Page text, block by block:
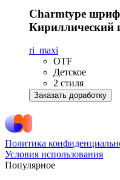
Charmtype
Кириллический
ri_maxi
OTF
Детское
2 стиля
Заказать доработку
Политика
Условия использования
Популярное